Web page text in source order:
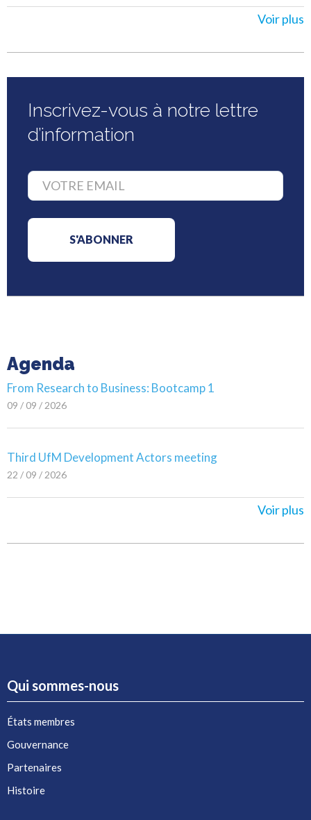
Voir plus
Inscrivez-vous à notre lettre
d’information
Agenda
From Research to Business: Bootcamp 1
09 / 09 / 2026
Third UfM Development Actors meeting
22 / 09 / 2026
Voir plus
Qui sommes-nous
États membres
Gouvernance
Partenaires
Histoire